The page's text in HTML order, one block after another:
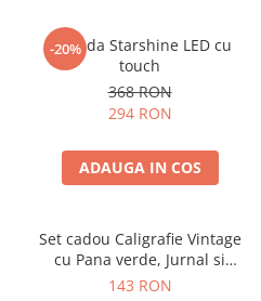
-20%
Oglinda Starshine LED cu
touch
368 RON
294 RON
ADAUGA IN COS
Set cadou Caligrafie Vintage
cu Pana verde, Jurnal si
Suport pentru stilou, 9 piese
143 RON